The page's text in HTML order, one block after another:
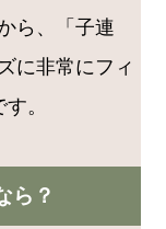
ら、「子連
に非常にフィ
。
ら？